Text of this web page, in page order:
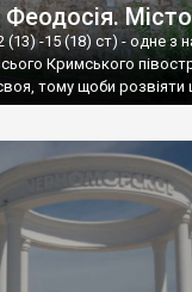
-15 (18) ст) - одне з
Кримського
тому щоби розвіяти
це